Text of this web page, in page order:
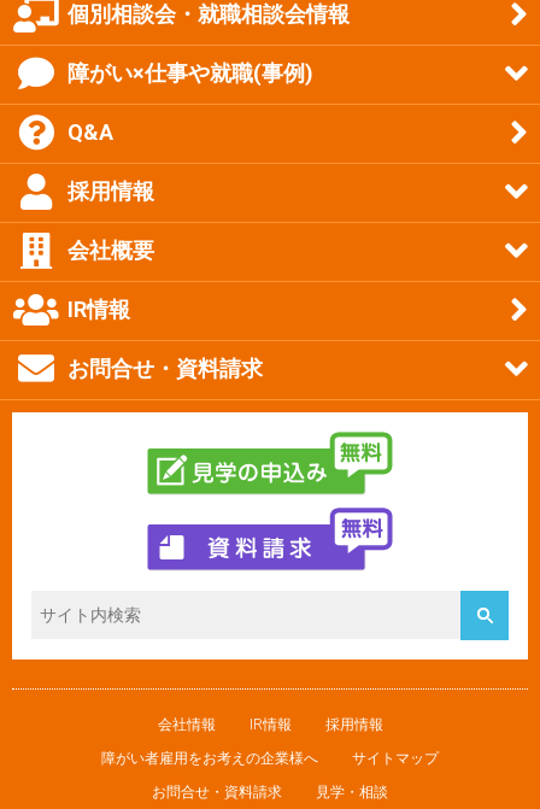
個別相談会・就職相談会情報
障がい×仕事や就職(事例)
Q&A
採用情報
会社概要
IR情報
お問合せ・資料請求
会社情報 IR情報
採用情報
障がい者雇用をお考えの企業様へ
サイトマップ
お問合せ・資料請求
見学・相談